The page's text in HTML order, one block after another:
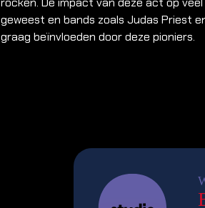
geweest en bands zoals Judas Priest
graag beïnvloeden door deze pioniers.